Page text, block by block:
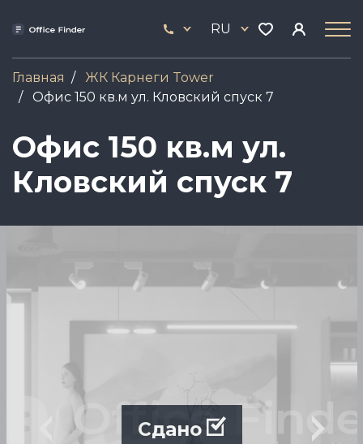
содержанию
444
17
RU
Главная
ЖК Карнеги Tower
Офис 150 кв.м ул. Кловский спуск 7
Офис 150 кв.м ул.
Кловский спуск 7
Сдано